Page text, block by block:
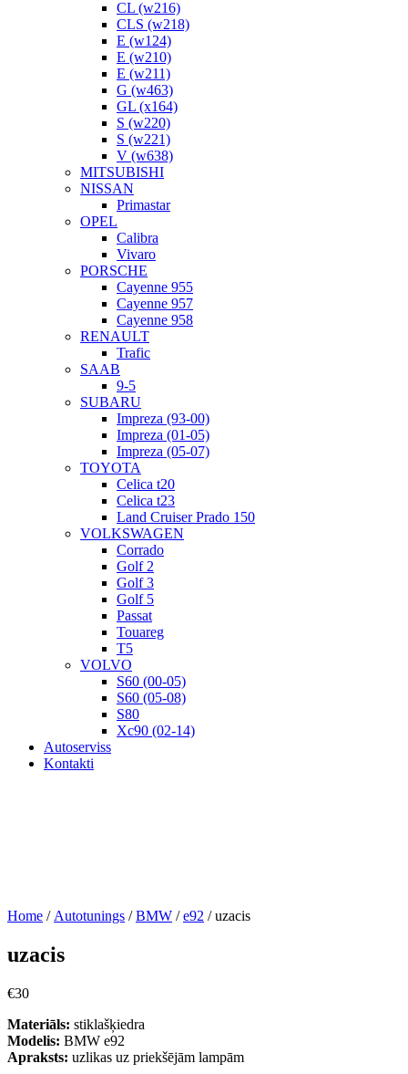
CL (w216)
CLS (w218)
E (w124)
E (w210)
E (w211)
G (w463)
GL (x164)
S (w220)
S (w221)
V (w638)
MITSUBISHI
NISSAN
Primastar
OPEL
Calibra
Vivaro
PORSCHE
Cayenne 955
Cayenne 957
Cayenne 958
RENAULT
Trafic
SAAB
9-5
SUBARU
Impreza (93-00)
Impreza (01-05)
Impreza (05-07)
TOYOTA
Celica t20
Celica t23
Land Cruiser Prado 150
VOLKSWAGEN
Corrado
Golf 2
Golf 3
Golf 5
Passat
Touareg
T5
VOLVO
S60 (00-05)
S60 (05-08)
S80
Xc90 (02-14)
Autoserviss
Kontakti
Home / Autotunings /BMW /e92 / uzacis
uzacis
€30
Materiāls: stiklašķiedra
Modelis: BMW e92
Apraksts: uzlikas uz priekšējām lampām